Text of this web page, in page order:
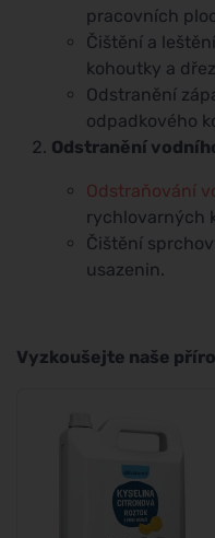
pracovních
Čištění a
kohoutky a
Odstranění
odpadkového
Odstranění
Odstraňování
rychlovarných
Čištění
usazenin.
Vyzkoušejte naše